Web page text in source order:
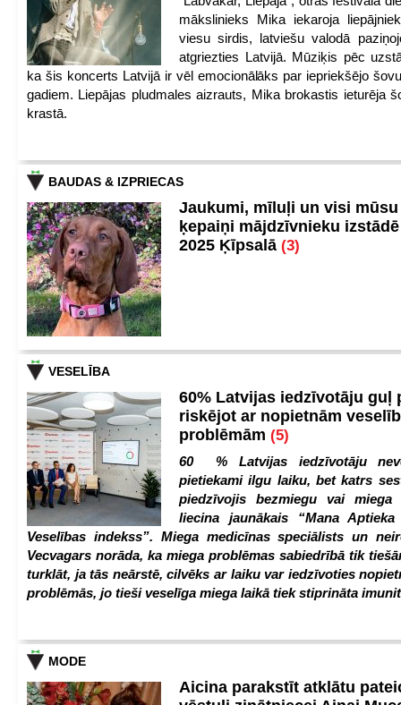
mākslinieks Mika iekaroja
viesu sirdis, latviešu valodā
atgriezties Latvijā. Mūziķis pēc
ka šis koncerts Latvijā ir vēl emocionālāks par iepriekšējo
gadiem. Liepājas pludmales aizrauts, Mika brokastis ieturēja
krastā.
BAUDAS & IZPRIECAS
Jaukumi, mīluļi un visi
ķepaiņi mājdzīvnieku
2025 Ķīpsalā (3)
VESELĪBA
60% Latvijas iedzīvotāju guļ
riskējot ar nopietnām
problēmām (5)
60 % Latvijas iedzīvotāju
pietiekami ilgu laiku, bet katrs
piedzīvojis bezmiegu vai miega
liecina jaunākais “Mana
Veselības indekss”. Miega medicīnas speciālists un
Vecvagars norāda, ka miega problēmas sabiedrībā tik
turklāt, ja tās neārstē, cilvēks ar laiku var iedzīvoties
problēmās, jo tieši veselīga miega laikā tiek stiprināta
MODE
Aicina parakstīt atklātu